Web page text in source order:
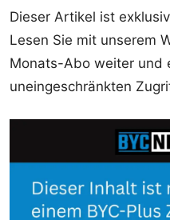
Dieser Artikel ist
Lesen Sie mit unserem
Monats-Abo weiter und
uneingeschränkten